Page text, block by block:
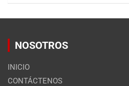
NOSOTROS
INICIO
CONTÁCTENOS